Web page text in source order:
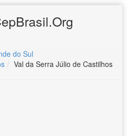
do Sul
Val da Serra Júlio de Castilhos